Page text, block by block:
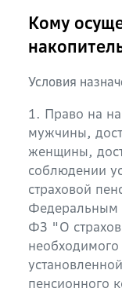
Кому
Условия
1. Право на
мужчины,
женщины,
соблюдении
страховой
Федеральным
ФЗ "О
необходимого
пенсионного